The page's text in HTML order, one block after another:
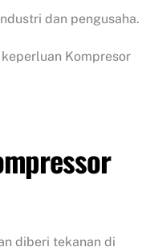
dan pengusaha.
Kompresor
diberi tekanan di